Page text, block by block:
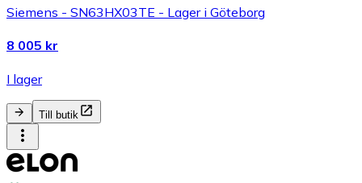
Siemens - SN63HX03TE - Lager i Göteborg
8 005 kr
I lager
Till butik